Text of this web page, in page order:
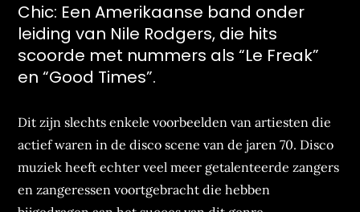
Chic: Een Amerikaanse band onder
leiding van Nile Rodgers, die hits
scoorde met nummers als “Le Freak”
en “Good Times”.
Dit zijn slechts enkele voorbeelden van artiesten die
actief waren in de disco scene van de jaren 70. Disco
muziek heeft echter veel meer getalenteerde zangers
en zangeressen voortgebracht die hebben